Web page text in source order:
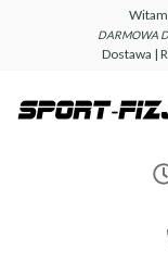
DARMOWA
Dostawa |